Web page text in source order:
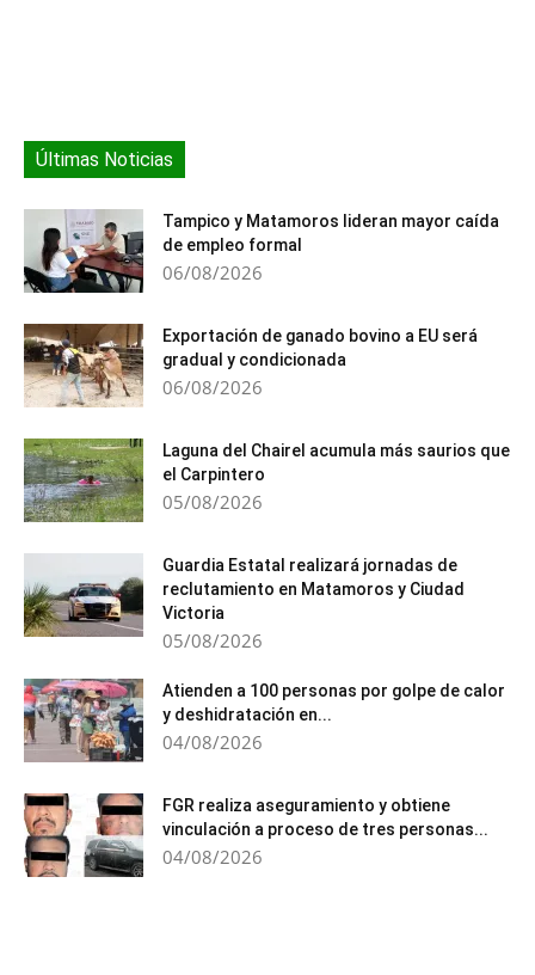
Últimas Noticias
Tampico y Matamoros lideran mayor caída
de empleo formal
06/08/2026
Exportación de ganado bovino a EU será
gradual y condicionada
06/08/2026
Laguna del Chairel acumula más saurios que
el Carpintero
05/08/2026
Guardia Estatal realizará jornadas de
reclutamiento en Matamoros y Ciudad
Victoria
05/08/2026
Atienden a 100 personas por golpe de calor
y deshidratación en...
04/08/2026
FGR realiza aseguramiento y obtiene
vinculación a proceso de tres personas...
04/08/2026